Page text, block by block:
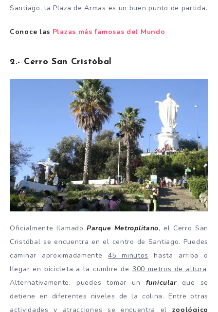
Santiago, la Plaza de Armas es un buen punto de partida.
Conoce las Plazas más famosas del Mundo
2.- Cerro San Cristóbal
Oficialmente llamadoParque Metroplitano, el Cerro San
Cristóbal se encuentra en el centro de Santiago. Puedes
caminar aproximadamente 45 minutos
hasta arriba o
llegar en bicicleta a la cumbre de 300 metros de altura.
Alternativamente, puedes tomar un funicular que se
detiene en diferentes niveles de la colina. Entre otras
actividades y atracciones se encuentra el zoológico